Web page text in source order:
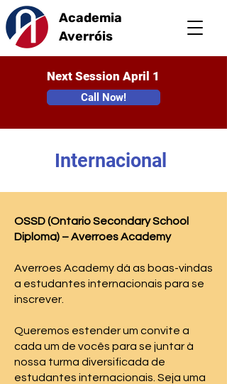
Academia
Averróis
Next Session April 1
Call Now!
Internacional
OSSD (Ontario Secondary School
Diploma) – Averroes Academy
Averroes Academy dá as boas-vindas
a estudantes internacionais para se
inscrever.
Queremos estender um convite a
cada um de vocês para se juntar à
nossa turma diversificada de
estudantes internacionais. Seja uma